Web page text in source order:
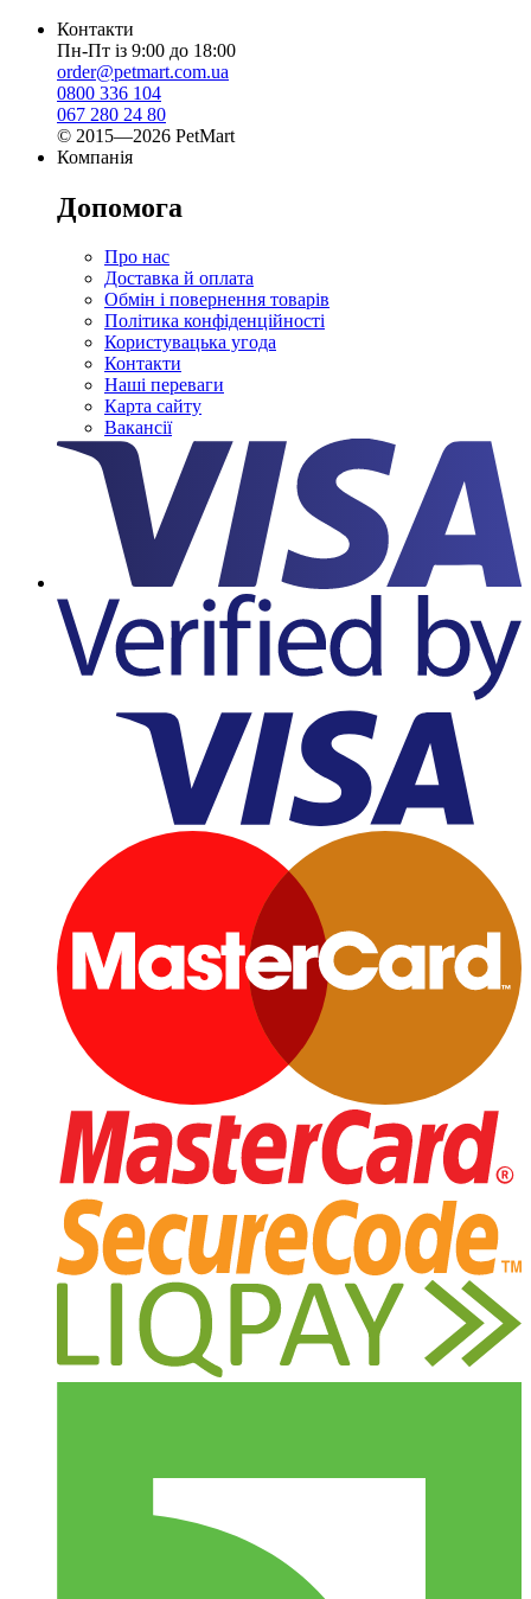
Контакти
Пн-Пт із 9:00 до 18:00
order@petmart.com.ua
0800 336 104
067 280 24 80
© 2015—2026 PetMart
Компанія
Допомога
Про нас
Доставка й оплата
Обмін і повернення товарів
Політика конфіденційності
Користувацька угода
Контакти
Наші переваги
Карта сайту
Вакансії